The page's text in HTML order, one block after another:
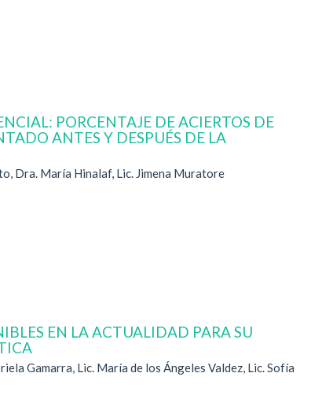
PORCENTAJE DE ACIERTOS DE
ANTES Y DESPUÉS DE LA
Dra. María Hinalaf, Lic. Jimena Muratore
EN LA ACTUALIDAD PARA SU
Gamarra, Lic. María de los Ángeles Valdez, Lic. Sofía